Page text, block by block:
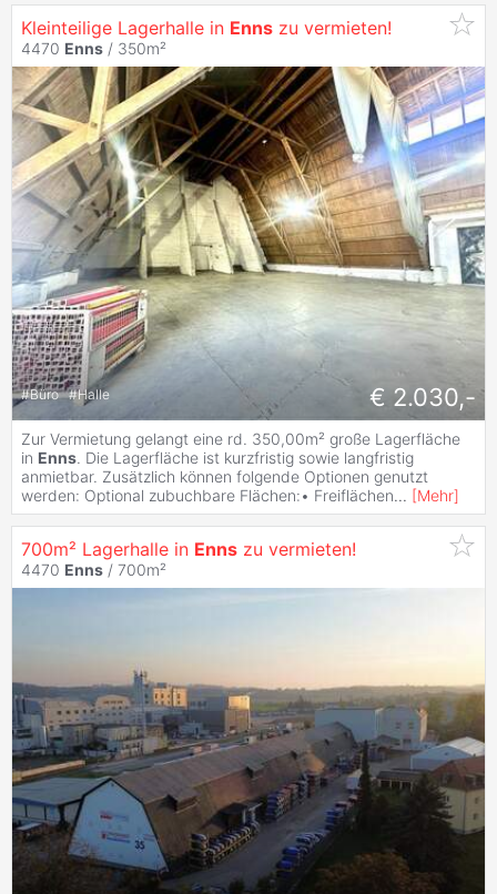
Kleinteilige Lagerhalle in Enns zu vermieten!
4470 Enns / 350m²
#Büro #Halle € 2.030,-
Zur Vermietung gelangt eine rd. 350,00m² große Lagerfläche
in Enns. Die Lagerfläche ist kurzfristig sowie langfristig
anmietbar. Zusätzlich können folgende Optionen genutzt
werden: Optional zubuchbare Flächen:• Freiflächen... [Mehr]
700m² Lagerhalle in Enns zu vermieten!
4470 Enns / 700m²